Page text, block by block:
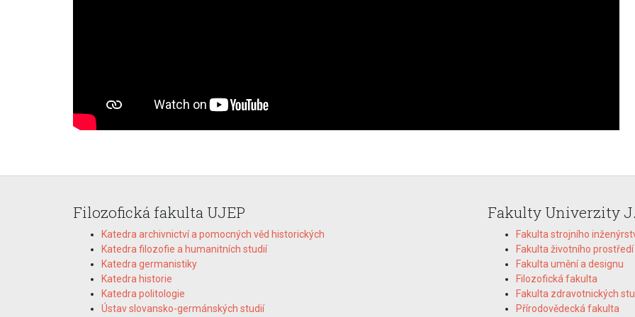
Filozofická fakulta UJEP
Katedra archivnictví a pomocných věd historických
Katedra filozofie a humanitních studií
Katedra germanistiky
Katedra historie
Katedra politologie
Ústav slovansko-germánských studií
Fakulty Univerzity
Fakulta strojního
Fakulta životního prostředí
Fakulta umění a designu
Filozofická fakulta
Fakulta zdravotnických
Přírodovědecká fakulta